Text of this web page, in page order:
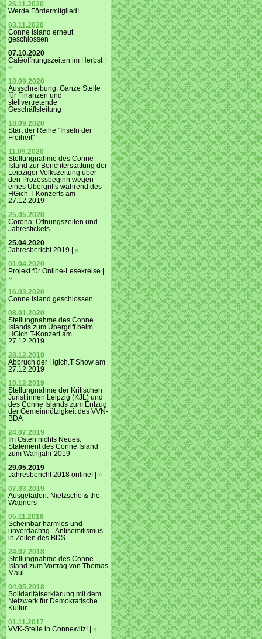
26.11.2020
Werde Fördermitglied!
03.11.2020
Conne Island erneut
geschlossen
07.10.2020
Caféöffnungszeiten im Herbst |
»
18.09.2020
Ausschreibung: Ganze Stelle
für Finanzen und
stellvertretende
Geschäftsleitung
18.09.2020
Start der Reihe "Inseln der
Freiheit"
11.09.2020
Stellungnahme des Conne
Island zur Berichterstattung der
Leipziger Volkszeitung über
den Prozessbeginn wegen
eines Übergriffs während des
HGich.T-Konzerts am
27.12.2019
25.05.2020
Corona: Öffnungszeiten und
Jahrestickets
25.04.2020
Jahresbericht 2019 | »
01.04.2020
Projekt für Online-Lesekreise |
»
16.03.2020
Conne Island geschlossen
08.01.2020
Stellungnahme des Conne
Islands zum Übergriff beim
HGich.T-Konzert am
27.12.2019
28.12.2019
Abbruch der Hgich.T Show am
27.12.2019
10.12.2019
Stellungnahme der Kritischen
Jurist:innen Leipzig (KJL) und
des Conne Islands zum Entzug
der Gemeinnützigkeit des VVN-
BDA
24.07.2019
Im Osten nichts Neues.
Statement des Conne Island
zum Wahljahr 2019
29.05.2019
Jahresbericht 2018 online! | »
07.03.2019
Ausgeladen. Nietzsche & the
Wagners
05.11.2018
Scheinbar harmlos und
unverdächtig - Antisemitismus
in Zeiten des BDS
24.07.2018
Stellungnahme des Conne
Island zum Vortrag von Thomas
Maul
04.05.2018
Solidaritätserklärung mit dem
Netzwerk für Demokratische
Kultur
01.11.2017
VVK-Stelle in Connewitz! | »